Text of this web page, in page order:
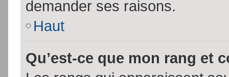
demander ses raisons.
Haut
Qu’est-ce que mon rang et